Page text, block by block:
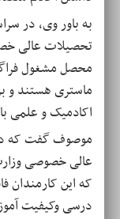
محصل مشغول
ماستری هستند و
اکادمیک و علمی با ۱۴ کارمند ناممکن به نظر میرسد.
موصوف گفت که
که این کارمندان
درسی وکیفیت